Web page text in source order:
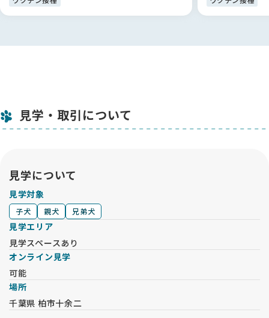
見学・取引について
見学について
見学対象
子犬 親犬 兄弟犬
見学エリア
見学スペースあり
オンライン見学
可能
場所
千葉県 柏市十余二